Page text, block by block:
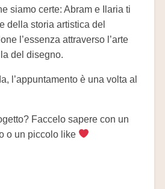
siamo certe: Abram e Ilaria ti
della storia artistica del
l’essenza attraverso l’arte
del disegno.
l’appuntamento è una volta al
Faccelo sapere con un
o un piccolo like